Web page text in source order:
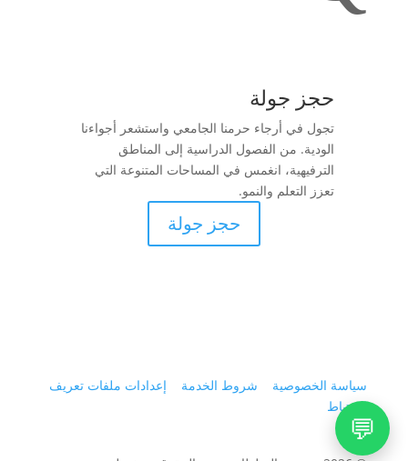
حجز جولة
تجول في أرجاء حرمنا الجامعي واستشعر أجواءنا
الودية. من الفصول الدراسية إلى المناطق
الترفيهية، انغمس في المساحات المتنوعة التي
تعزز التعلم والنمو.
حجز جولة
سياسة الخصوصية شروط الخدمة
إعدادات ملفات تعريف
الارتباط
💬